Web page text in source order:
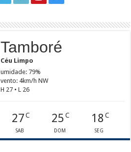
Tamboré
Céu Limpo
umidade: 79%
vento: 4km/h NW
H 27 • L 26
27 C
SAB
25C
DOM
18C
SEG